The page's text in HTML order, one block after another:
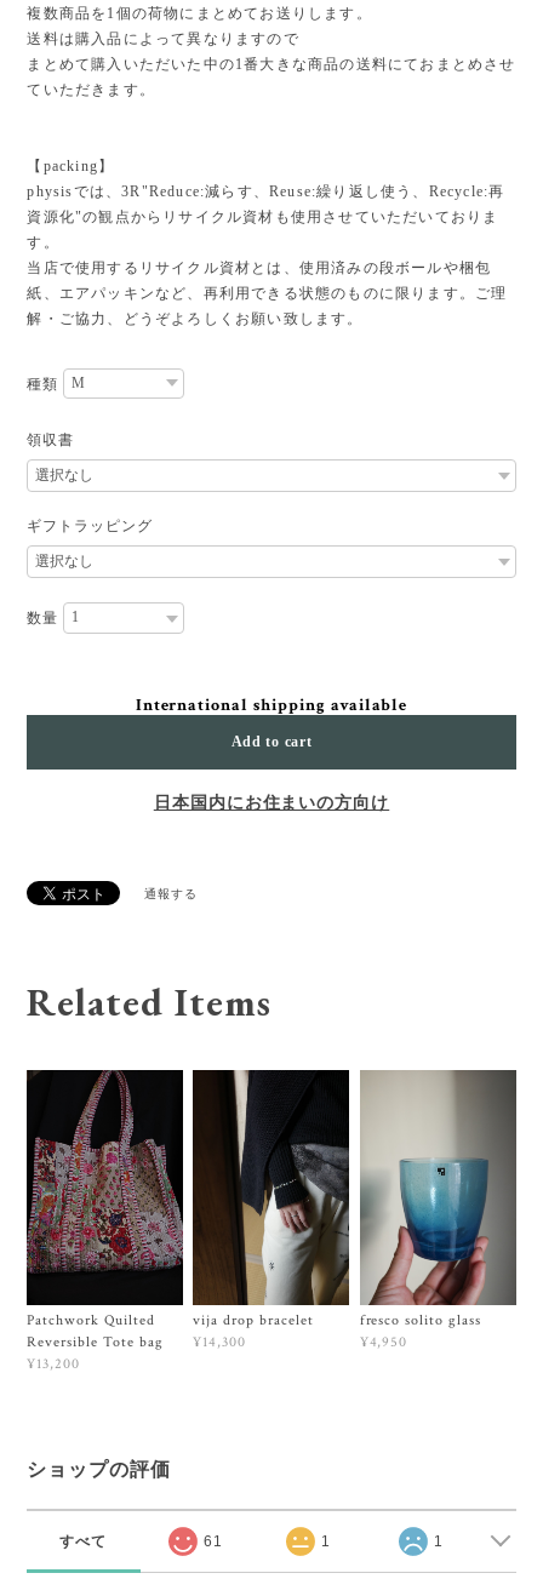
複数商品を1個の荷物にまとめてお送りします。
送料は購入品によって異なりますので
まとめて購入いただいた中の1番大きな商品の送料にておまとめさせ
ていただきます。
【packing】
physisでは、3R"Reduce:減らす、Reuse:繰り返し使う、Recycle:再
資源化"の観点からリサイクル資材も使用させていただいておりま
す。
当店で使用するリサイクル資材とは、使用済みの段ボールや梱包
紙、エアパッキンなど、再利用できる状態のものに限ります。ご理
解・ご協力、どうぞよろしくお願い致します。
種類
領収書
ギフトラッピング
数量
International shipping available
Add to cart
日本国内にお住まいの方向け
通報する
Related Items
Patchwork Quilted
Reversible Tote bag
¥13,200
vija drop bracelet
¥14,300
fresco solito glass
¥4,950
ショップの評価
すべて 61 1 1